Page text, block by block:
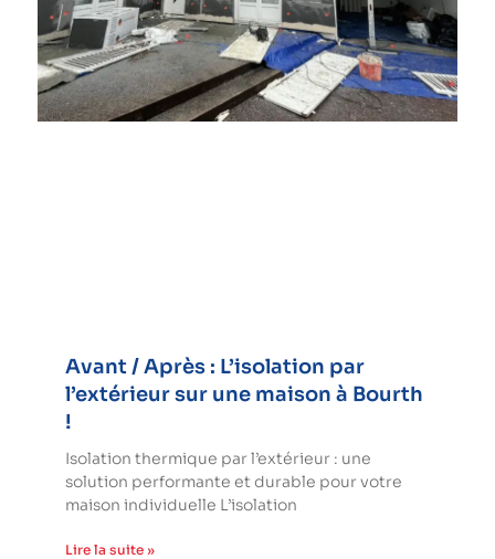
Avant / Après : L’isolation par
l’extérieur sur une maison à Bourth
!
Isolation thermique par l’extérieur : une
solution performante et durable pour votre
maison individuelle L’isolation
Lire la suite »